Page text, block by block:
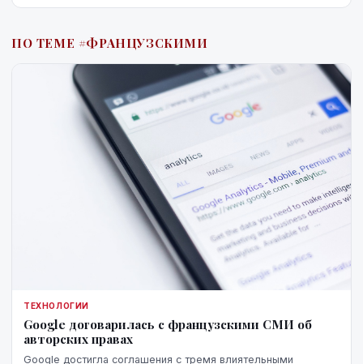
ПО ТЕМЕ #ФРАНЦУЗСКИМИ
ТЕХНОЛОГИИ
Google договарилась с французскими СМИ об
авторских правах
Google достигла соглашения с тремя влиятельными